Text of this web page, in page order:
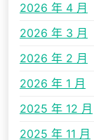
2026 年 4 月
2026 年 3 月
2026 年 2 月
2026 年 1 月
2025 年 12 月
2025 年 11 月